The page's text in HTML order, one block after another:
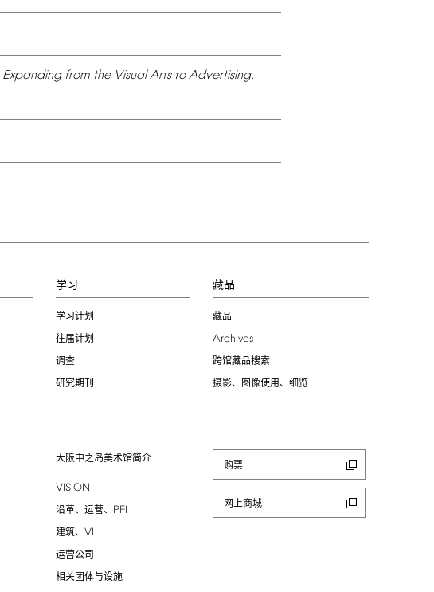
Expanding from the Visual Arts to Advertising,
学习
学习计划
往届计划
调查
研究期刊
藏品
藏品
Archives
跨馆藏品搜索
摄影、图像使用、细览
大阪中之岛美术馆简介
VISION
沿革、运营、 PFI
建筑、 VI
运营公司
相关团体与设施
购票
网上商城